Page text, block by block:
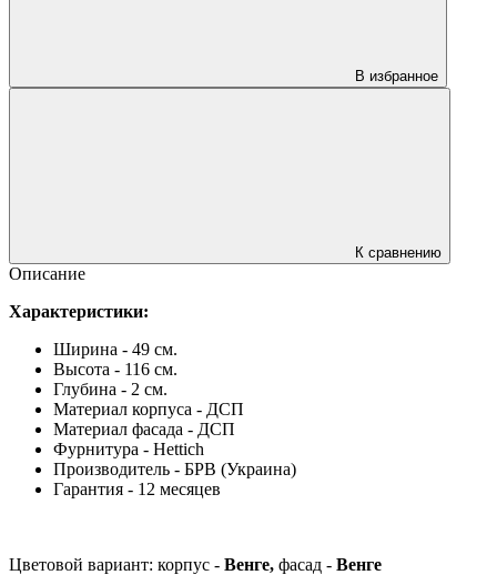
В избранное
К сравнению
Описание
Характеристики:
Ширина - 49 см.
Высота - 116 см.
Глубина - 2 см.
Материал корпуса - ДСП
Материал фасада - ДСП
Фурнитура - Hettich
Производитель - БРВ (Украина)
Гарантия - 12 месяцев
Цветовой вариант: корпус - Венге, фасад - Венге